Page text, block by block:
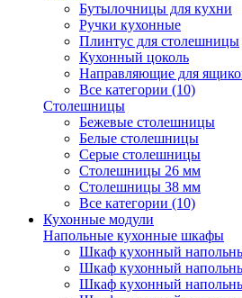
Бутылочницы для кухни
Ручки кухонные
Плинтус для столешницы
Кухонный цоколь
Направляющие для
Все категории (10)
Столешницы
Бежевые столешницы
Белые столешницы
Серые столешницы
Столешницы 26 мм
Столешницы 38 мм
Все категории (10)
Кухонные модули
Напольные кухонные шкафы
Шкаф кухонный
Шкаф кухонный
Шкаф кухонный